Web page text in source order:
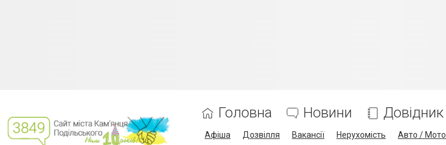
Головна Новини Довідник
Афіша Дозвілля Вакансії Нерухомість Авто / Мото